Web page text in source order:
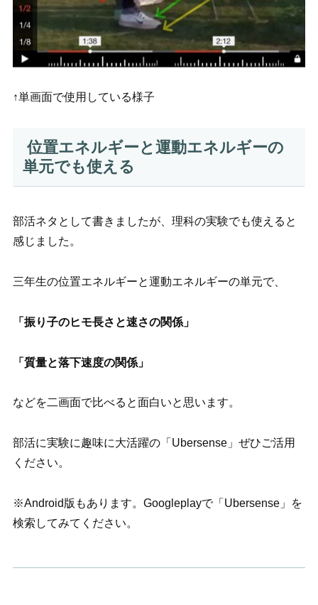
↑単画面で使用している様子
位置エネルギーと運動エネルギーの
単元でも使える
部活ネタとして書きましたが、理科の実験でも使えると
感じました。
三年生の位置エネルギーと運動エネルギーの単元で、
「振り子のヒモ長さと速さの関係」
「質量と落下速度の関係」
などを二画面で比べると面白いと思います。
部活に実験に趣味に大活躍の 「Ubersense」ぜひご活用
ください。
※Android版もあります。Googleplayで「Ubersense」を
検索してみてください。